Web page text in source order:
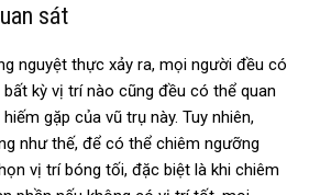
sát
nguyệt thực xảy ra, mọi người đều có
kỳ vị trí nào cũng đều có thể quan
gặp của vũ trụ này. Tuy nhiên,
như thế, để có thể chiêm ngưỡng
vị trí bóng tối, đặc biệt là khi chiêm